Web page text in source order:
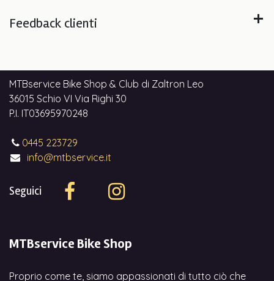
Feedback clienti
MTBservice Bike Shop & Club di Zaltron Leo
36015 Schio VI Via Righi 30
P.I. IT03695970248
0445 223729
info@mtbservice.it
Seguici
MTBservice Bike Shop
Proprio come te, siamo appassionati di tutto ciò che